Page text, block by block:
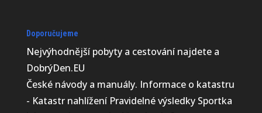
Doporučujeme
Nejvýhodnější pobyty a cestování najdete a
DobrýDen.EU
České návodya manuály. Informace o katastru
- Katastr nahlíženíPravidelné výsledky Sportka